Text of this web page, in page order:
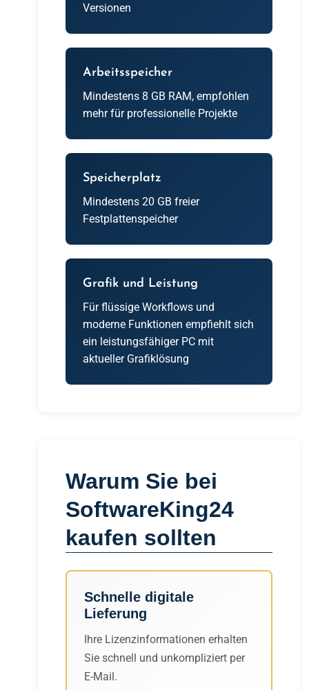
Versionen
Arbeitsspeicher
Mindestens 8 GB RAM, empfohlen
mehr für professionelle Projekte
Speicherplatz
Mindestens 20 GB freier
Festplattenspeicher
Grafik und Leistung
Für flüssige Workflows und
moderne Funktionen empfiehlt sich
ein leistungsfähiger PC mit
aktueller Grafiklösung
Warum Sie bei
SoftwareKing24
kaufen sollten
Schnelle digitale
Lieferung
Ihre Lizenzinformationen erhalten
Sie schnell und unkompliziert per
E-Mail.